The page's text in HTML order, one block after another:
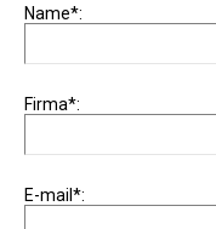
Name*:
Firma*:
E-mail*: